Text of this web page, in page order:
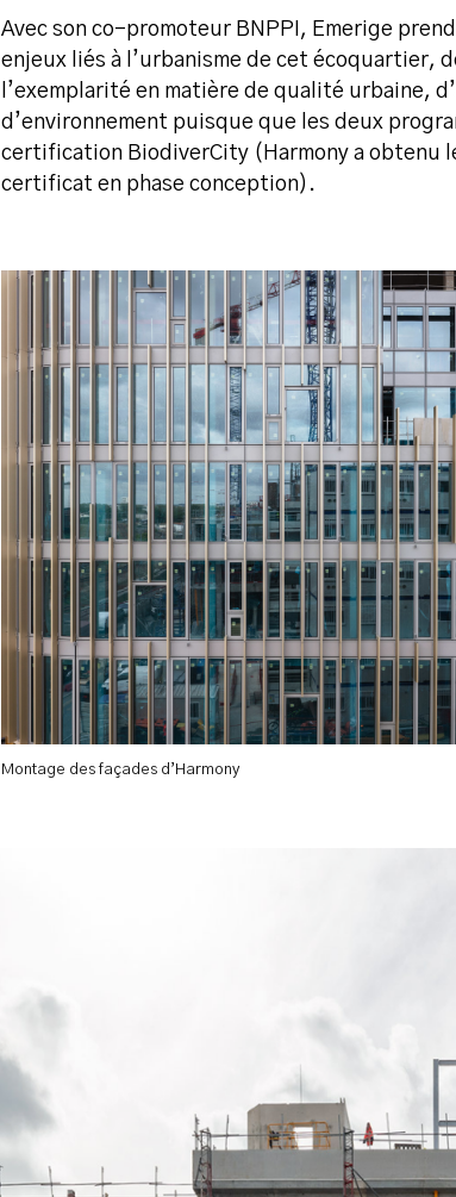
Avec son co-promoteur BNPPI, Emerige
enjeux liés à l’urbanisme de cet écoquartier,
l’exemplarité en matière de qualité urbaine,
d’environnement puisque que les deux
certification BiodiverCity (Harmony a obtenu
certificat en phase conception).
Montage des façades d’Harmony